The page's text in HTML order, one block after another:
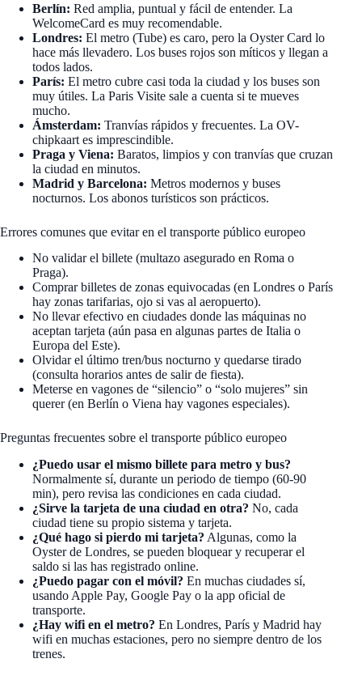
Berlín: Red amplia, puntual y fácil de entender. La
WelcomeCard es muy recomendable.
Londres: El metro (Tube) es caro, pero la Oyster Card lo
hace más llevadero. Los buses rojos son míticos y llegan a
todos lados.
París: El metro cubre casi toda la ciudad y los buses son
muy útiles. La Paris Visite sale a cuenta si te mueves
mucho.
Ámsterdam: Tranvías rápidos y frecuentes. La OV-
chipkaart es imprescindible.
Praga y Viena: Baratos, limpios y con tranvías que cruzan
la ciudad en minutos.
Madrid y Barcelona: Metros modernos y buses
nocturnos. Los abonos turísticos son prácticos.
Errores comunes que evitar en el transporte público europeo
No validar el billete (multazo asegurado en Roma o
Praga).
Comprar billetes de zonas equivocadas (en Londres o París
hay zonas tarifarias, ojo si vas al aeropuerto).
No llevar efectivo en ciudades donde las máquinas no
aceptan tarjeta (aún pasa en algunas partes de Italia o
Europa del Este).
Olvidar el último tren/bus nocturno y quedarse tirado
(consulta horarios antes de salir de fiesta).
Meterse en vagones de “silencio” o “solo mujeres” sin
querer (en Berlín o Viena hay vagones especiales).
Preguntas frecuentes sobre el transporte público europeo
¿Puedo usar el mismo billete para metro y bus?
Normalmente sí, durante un periodo de tiempo (60-90
min), pero revisa las condiciones en cada ciudad.
¿Sirve la tarjeta de una ciudad en otra? No, cada
ciudad tiene su propio sistema y tarjeta.
¿Qué hago si pierdo mi tarjeta? Algunas, como la
Oyster de Londres, se pueden bloquear y recuperar el
saldo si las has registrado online.
¿Puedo pagar con el móvil? En muchas ciudades sí,
usando Apple Pay, Google Pay o la app oficial de
transporte.
¿Hay wifi en el metro? En Londres, París y Madrid hay
wifi en muchas estaciones, pero no siempre dentro de los
trenes.